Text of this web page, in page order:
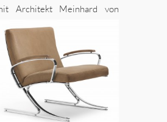
Architekt Meinhard von